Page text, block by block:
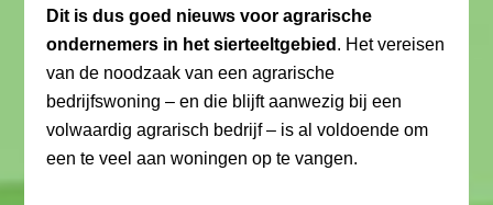
Dit is dus goed nieuws voor agrarische
ondernemers in het sierteeltgebied . Het vereisen
van de noodzaak van een agrarische
bedrijfswoning – en die blijft aanwezig bij een
volwaardig agrarisch bedrijf – is al voldoende om
een te veel aan woningen op te vangen.